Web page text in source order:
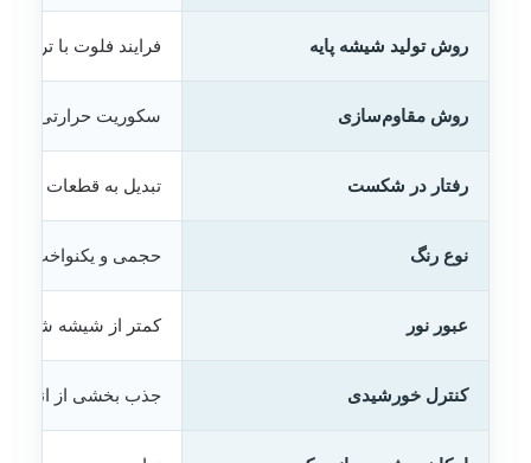
روش تولید شیشه پایه فرایند فلوت با
روش مقاوم‌سازی سکوریت حرارتی با
رفتار در شکست تبدیل به قطعات
نوع رنگ حجمی و یکنواخت
عبور نور کمتر از شیشه شفاف
کنترل خورشیدی جذب بخشی از